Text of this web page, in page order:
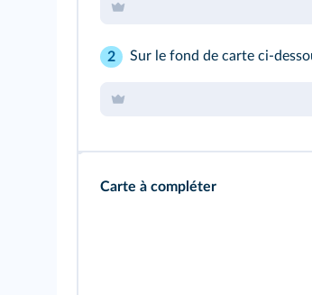
2 Sur le fond de carte ci-
Carte à compléter